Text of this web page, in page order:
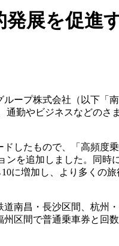
展を促進
ープ株式会社（以下「
勤やビジネスなどの
したもので、「高頻度
を追加しました。同
に増加し、より多くの
南昌・長沙区間、杭州
区間で普通乗車券と回